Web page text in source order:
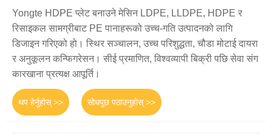
Yongte HDPE प्लेट बनाउने मेसिन LDPE, LLDPE, HDPE र
रिसाइकल सामग्रीबाट PE पानाहरूको उच्च-गति उत्पादनको लागि
डिजाइन गरिएको हो। स्थिर सञ्चालन, उच्च परिशुद्धता, चौडा मोटाई दायरा
र अनुकूलन कन्फिगरेसन। सीई प्रमाणित, विश्वव्यापी बिक्री पछि सेवा संग
कारखाना प्रत्यक्ष आपूर्ति।
थप हेर्नुहोस् >> सोधपुछ पठाउनुहोस् >>